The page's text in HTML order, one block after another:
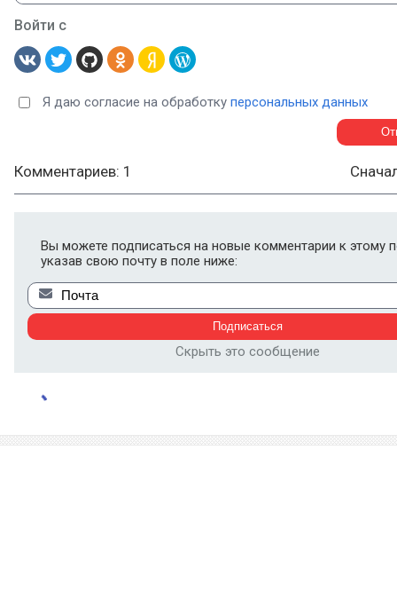
Войти с
Я даю согласие на обработку персональных данных
Комментариев: 1
Вы можете подписаться на новые комментарии к этому
указав свою почту в поле ниже:
Скрыть это сообщение